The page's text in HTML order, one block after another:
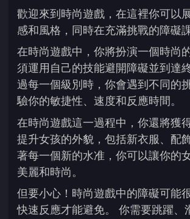
歡迎來到時尚遊戲，在這裡你可以
感和風格，同時在充滿挑戰的障礙
在時尚遊戲中，你將扮演一個時尚
須運用自己的技能避開障礙並到達
過每一個級別時，你會遇到不同的
驗你的敏捷性、速度和反應時間。
在時尚遊戲這一過程中，你還將獲
提升女孩的外貌，包括新衣服、配
著每一個新的水准，你可以讓你的
美麗和時尚。
但要小心！時尚遊戲中的障礙可能
快速反應才能避免。 你需要跳躍、